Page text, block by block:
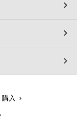
入